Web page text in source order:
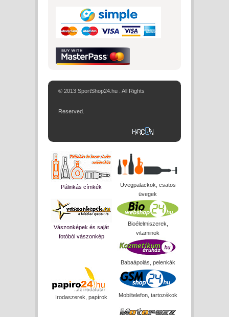
© 2013 SportShop24.hu . All Rights
Reserved.
Pálinkás címkék
Üvegpalackok, csatos
üvegek
Vászonképek és saját
fotóból vászonkép
Bioélelmiszerek,
vitaminok
Babaápolás, pelenkák
Irodaszerek, papírok Mobiltelefon, tartozékok